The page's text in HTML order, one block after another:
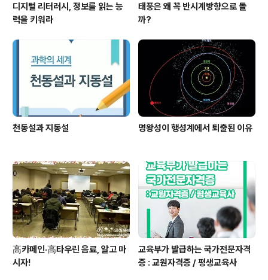
디지털 리터러시, 정보를 읽는 능
력을 키워라
태풍은 왜 꼭 반시계방향으로 돌
까?
천동설과 지동설 명왕성이 행성계에서 퇴출된 이유
高카페인·高타우린 음료, 알고 마
시자!
교육부가 발급하는 국가전문자격
증 : 교원자격증 / 평생교육사